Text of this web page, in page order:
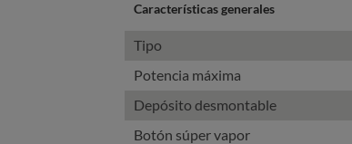
Características generales
Tipo
Potencia máxima
Depósito desmontable
Botón súper vapor